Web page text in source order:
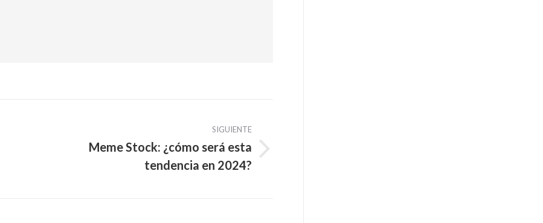
SIGUIENTE
Meme Stock: ¿cómo será esta
tendencia en 2024?